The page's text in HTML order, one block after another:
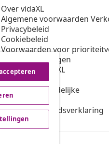
Over vidaXL
Algemene voorwaarden
Privacybeleid
Cookiebeleid
Voorwaarden voor
Cookie-instellingen
Werken bij vidaXL
Veiligheid
EU verantwoordelijke
Beleid voor EPR
Toegankelijkheidsverklaring